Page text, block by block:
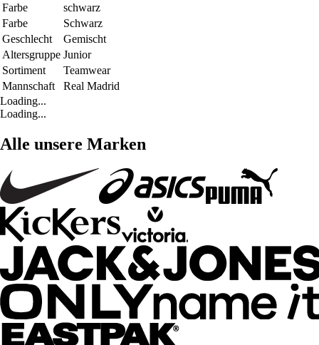
Farbe
schwarz
Farbe
Schwarz
Geschlecht
Gemischt
Altersgruppe Junior
Sortiment
Teamwear
Mannschaft
Real Madrid
Loading...
Loading...
Alle unsere Marken